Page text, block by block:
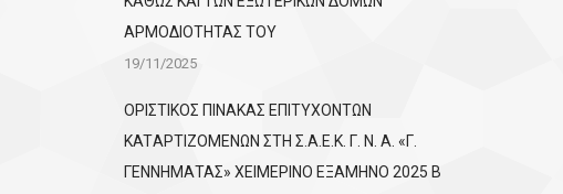
ΑΡΜΟΔΙΟΤΗΤΑΣ ΤΟΥ
19/11/2025
ΟΡΙΣΤΙΚΟΣ ΠΙΝΑΚΑΣ ΕΠΙΤΥΧΟΝΤΩΝ
KATΑΡΤΙΖΟΜΕΝΩΝ ΣΤΗ Σ.Α.Ε.Κ. Γ. Ν. Α. «Γ.
ΓΕΝΝΗΜΑΤΑΣ» ΧΕΙΜΕΡΙΝΟ ΕΞΑΜΗΝΟ 2025 Β